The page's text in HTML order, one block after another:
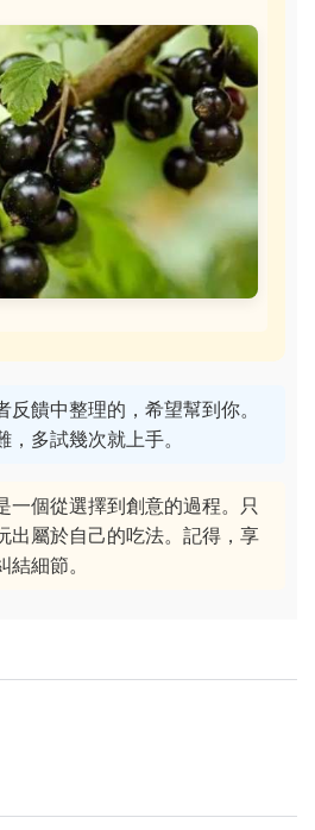
饋中整理的，希望幫到你。
多試幾次就上手。
一個從選擇到創意的過程。只
出屬於自己的吃法。記得，享
細節。